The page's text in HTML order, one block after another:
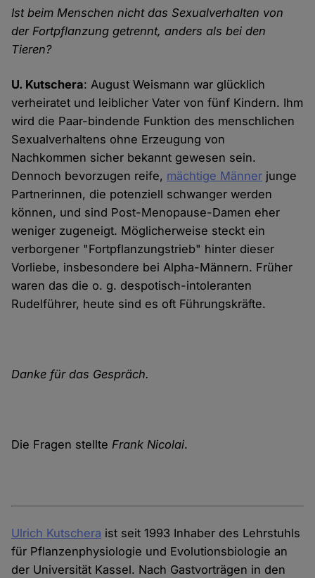
Ist beim Menschen nicht das Sexualverhalten von
der Fortpflanzung getrennt, anders als bei den
Tieren?
U. Kutschera: August Weismann war glücklich
verheiratet und leiblicher Vater von fünf Kindern. Ihm
wird die Paar-bindende Funktion des menschlichen
Sexualverhaltens ohne Erzeugung von
Nachkommen sicher bekannt gewesen sein.
Dennoch bevorzugen reife, mächtige Männer junge
Partnerinnen, die potenziell schwanger werden
können, und sind Post-Menopause-Damen eher
weniger zugeneigt. Möglicherweise steckt ein
verborgener "Fortpflanzungstrieb" hinter dieser
Vorliebe, insbesondere bei Alpha-Männern. Früher
waren das die o. g. despotisch-intoleranten
Rudelführer, heute sind es oft Führungskräfte.
Danke für das Gespräch.
Die Fragen stellteFrank Nicolai.
Ulrich Kutschera ist seit 1993 Inhaber des Lehrstuhls
für Pflanzenphysiologie und Evolutionsbiologie an
der Universität Kassel. Nach Gastvorträgen in den